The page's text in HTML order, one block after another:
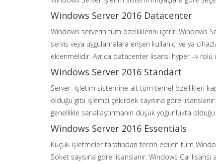
Windows Server 2016 Datacenter
Windows serverın tüm özelliklerini içerir. Windows
servis veya uygulamalara erişen kullanıcı ve ya
eklenmelidir. Ayrıca datacenter lisansı hyper –v
Windows Server 2016 Standart
Server işletim sistemine ait tüm temel özellikleri
olduğu gibi işlemci çekirdek sayısına göre
genellikle sanallaştırmanın düşük yoğunlukta
Windows Server 2016 Essentials
Küçük işletmeler tarafından tercih edilen tüm
Soket sayısına göre lisanslanır. Windows Cal